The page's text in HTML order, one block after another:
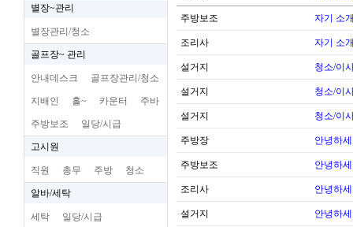
별장~관리
별장관리/청소
골프장~ 관리
안내데스크 골프장관리/청소
지배인 홀~ 카운터 주바
주방보조 일당/시급
고시원
직원 총무 주방 청소
알바/세탁
세탁 일당/시급
주방보조 자기 소
조리사 자기 소
설거지 청소/이
설거지 청소/이
설거지 청소/이
주방장 안녕하
주방보조 안녕하
조리사 안녕하
설거지 안녕하